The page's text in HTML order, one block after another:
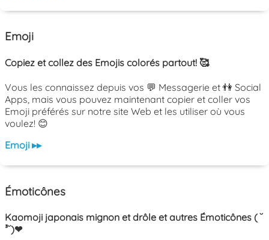
Emoji
Copiez et collez des Emojis colorés partout! 🥰
Vous les connaissez depuis vos 💬 Messagerie et 👫 Social
Apps, mais vous pouvez maintenant copier et coller vos
Emoji préférés sur notre site Web et les utiliser où vous
voulez! 😊
Emoji ▸▸
Émoticônes
Kaomoji japonais mignon et drôle et autres Émoticônes ( ˘
³˘)❤